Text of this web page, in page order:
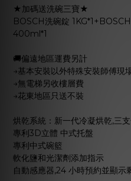
★加碼送洗碗三寶★
BOSCH洗碗錠
400ml*1
🚚偏遠地區運費另計
→基本安裝以外特殊安裝師傅現
→無電梯另收樓層費
→花東地區只送不裝
烘乾系統：新一代冷凝烘乾,三
專利3D立體 中式托盤
專利中式碗籃
軟化鹽和光潔劑添加指示
自動感應器,24 小時預約並顯示